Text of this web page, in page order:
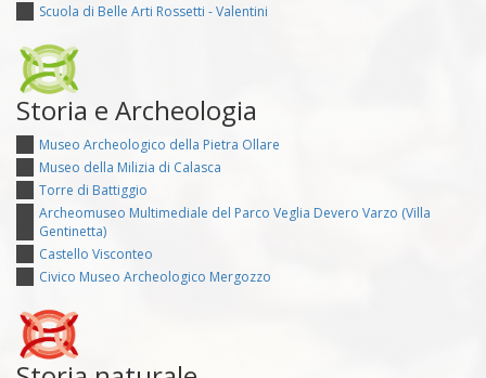
Scuola di Belle Arti Rossetti - Valentini
Storia e Archeologia
Museo Archeologico della Pietra Ollare
Museo della Milizia di Calasca
Torre di Battiggio
Archeomuseo Multimediale del Parco Veglia Devero Varzo (Villa
Gentinetta)
Castello Visconteo
Civico Museo Archeologico Mergozzo